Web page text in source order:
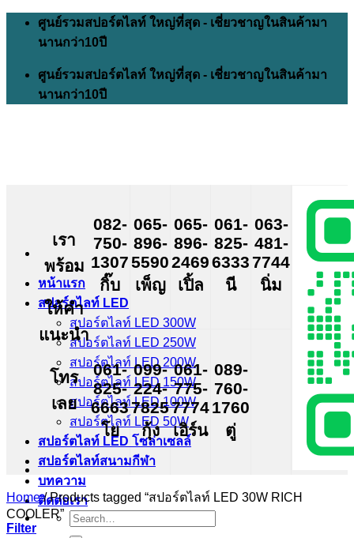
Skip
content
ศูนย์รวมสปอร์ตไลท์ ใหญ่ที่สุด - เชี่ยวชาญในสินค้ามา
นานกว่า10ปี
ศูนย์รวมสปอร์ตไลท์ ใหญ่ที่สุด - เชี่ยวชาญในสินค้ามา
นานกว่า10ปี
หน้าแรก
สปอร์ตไลท์ LED
สปอร์ตไลท์ LED 300W
สปอร์ตไลท์ LED 250W
สปอร์ตไลท์ LED 200W
สปอร์ตไลท์ LED 150W
สปอร์ตไลท์ LED 100W
สปอร์ตไลท์ LED 50W
สปอร์ตไลท์ LED โซล่าเซลล์
สปอร์ตไลท์สนามกีฬา
บทความ
ติดต่อเรา
Search
for:
เรา
พร้อม
ให้คำ
แนะนำ
โทร
เลย
082-
750-
1307
กิ๊บ
065-
896-
5590
เพ็ญ
065-
896-
2469
เปิ้ล
061-
825-
6333
นี
063-
481-
7744
นิ่ม
061-
825-
6663
โย
099-
224-
7825
กุ้ง
061-
775-
7774
เอิร์น
089-
760-
1760
ตู่
Home /Products tagged “สปอร์ตไลท์ LED 30W RICH
COOLER”
Filter